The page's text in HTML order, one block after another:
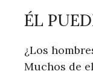
ÉL
¿Los
Muchos de